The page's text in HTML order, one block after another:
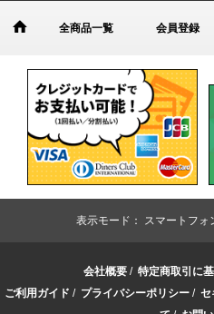
全商品一覧 会員登録
表示モード： スマートフ
会社概要 / 特定商取引に
ご利用ガイド / プライバシーポリシー/ セ